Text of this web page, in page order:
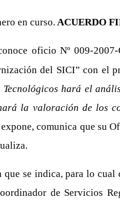
en curso. ACUERDO
oficio Nº 009-
del SICI” con el
Tecnológicos hará el
la valoración de los
comunica que su
se indica, para lo
de Servicios